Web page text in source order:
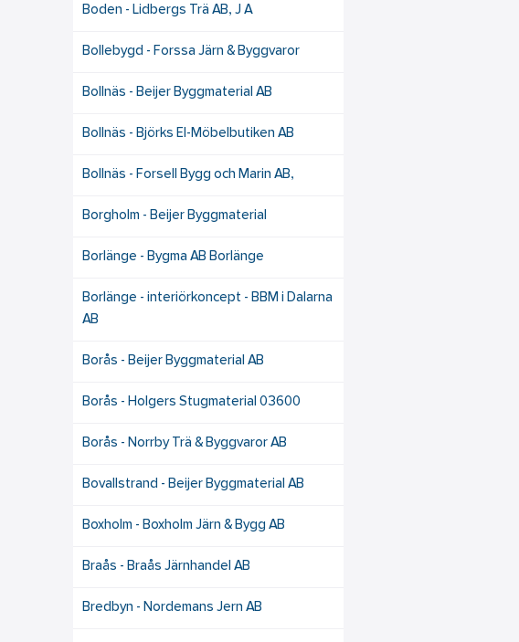
Boden - Lidbergs Trä AB, J A
Bollebygd - Forssa Järn & Byggvaror
Bollnäs - Beijer Byggmaterial AB
Bollnäs - Björks El-Möbelbutiken AB
Bollnäs - Forsell Bygg och Marin AB,
Borgholm - Beijer Byggmaterial
Borlänge - Bygma AB Borlänge
Borlänge - interiörkoncept - BBM i Dalarna
AB
Borås - Beijer Byggmaterial AB
Borås - Holgers Stugmaterial 03600
Borås - Norrby Trä & Byggvaror AB
Bovallstrand - Beijer Byggmaterial AB
Boxholm - Boxholm Järn & Bygg AB
Braås - Braås Järnhandel AB
Bredbyn - Nordemans Jern AB